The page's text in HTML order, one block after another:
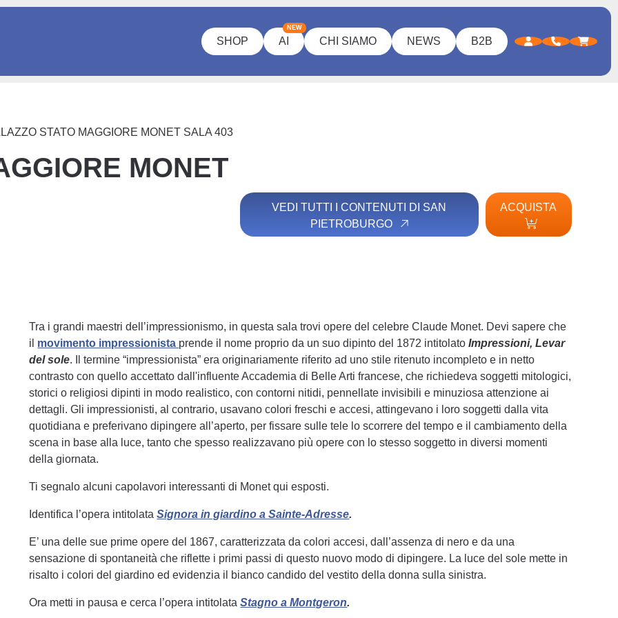
SHOP AI
NEW
CHI SIAMO NEWS B2B
STATO MAGGIORE MONET SALA 403
MONET
VEDI TUTTI I CONTENUTI DI SAN
PIETROBURGO
ACQUISTA
Tra i grandi maestri dell’impressionismo, in questa sala trovi opere del celebre Claude Monet. Devi sapere che
il movimento impressionista prende il nome proprio da un suo dipinto del 1872 intitolatoImpressioni, Levar
del sole. Il termine “impressionista” era originariamente riferito ad uno stile ritenuto incompleto e in netto
contrasto con quello accettato dall'influente Accademia di Belle Arti francese, che richiedeva soggetti mitologici,
storici o religiosi dipinti in modo realistico, con contorni nitidi, pennellate invisibili e minuziosa attenzione ai
dettagli. Gli impressionisti, al contrario, usavano colori freschi e accesi, attingevano i loro soggetti dalla vita
quotidiana e preferivano dipingere all’aperto, per fissare sulle tele lo scorrere del tempo e il cambiamento della
scena in base alla luce, tanto che spesso realizzavano più opere con lo stesso soggetto in diversi momenti
della giornata.
Ti segnalo alcuni capolavori interessanti di Monet qui esposti.
Identifica l’opera intitolataSignora in giardino a Sainte-Adresse.
E’ una delle sue prime opere del 1867, caratterizzata da colori accesi, dall’assenza di nero e da una
sensazione di spontaneità che riflette i primi passi di questo nuovo modo di dipingere. La luce del sole mette in
risalto i colori del giardino ed evidenzia il bianco candido del vestito della donna sulla sinistra.
Ora metti in pausa e cerca l’opera intitolataStagno a Montgeron.